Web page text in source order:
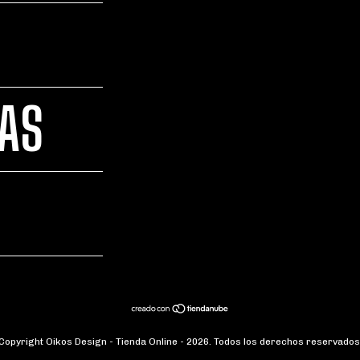
Oikos Design - Tienda Online - 2026. Todos los derechos